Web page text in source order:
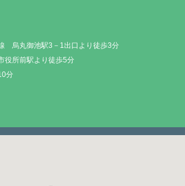
烏丸御池駅3－1出口より徒歩3分
所前駅より徒歩5分
分